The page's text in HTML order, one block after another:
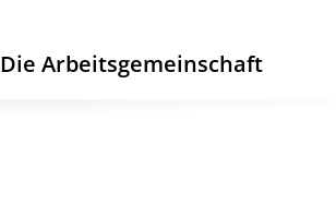
Die Arbeitsgemeinschaft